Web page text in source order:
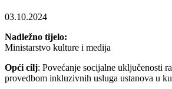
03.10.2024
Nadležno tijelo:
Ministarstvo kulture i medija
Opći cilj: Povećanje socijalne uključenosti
provedbom inkluzivnih usluga ustanova u